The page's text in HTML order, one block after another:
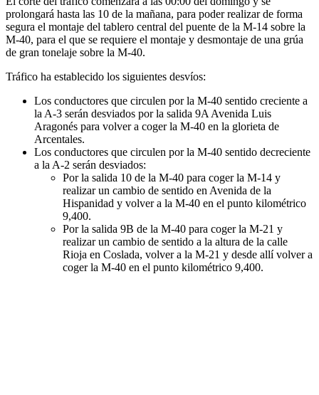
prolongará hasta las 10 de la mañana, para poder realizar de forma
segura el montaje del tablero central del puente de la M-14 sobre la
M-40, para el que se requiere el montaje y desmontaje de una grúa
de gran tonelaje sobre la M-40.
Tráfico ha establecido los siguientes desvíos:
Los conductores que circulen por la M-40 sentido creciente a
la A-3 serán desviados por la salida 9A Avenida Luis
Aragonés para volver a coger la M-40 en la glorieta de
Arcentales.
Los conductores que circulen por la M-40 sentido decreciente
a la A-2 serán desviados:
Por la salida 10 de la M-40 para coger la M-14 y
realizar un cambio de sentido en Avenida de la
Hispanidad y volver a la M-40 en el punto kilométrico
9,400.
Por la salida 9B de la M-40 para coger la M-21 y
realizar un cambio de sentido a la altura de la calle
Rioja en Coslada, volver a la M-21 y desde allí volver a
coger la M-40 en el punto kilométrico 9,400.